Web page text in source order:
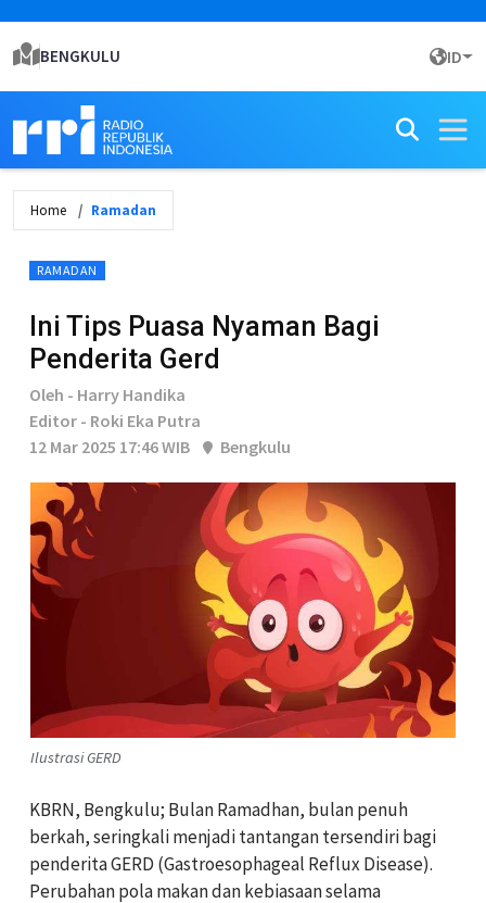
BENGKULU ID
Home Ramadan
RAMADAN
Ini Tips Puasa Nyaman Bagi
Penderita Gerd
Oleh - Harry Handika
Editor - Roki Eka Putra
12 Mar 2025 17:46 WIB
Bengkulu
Ilustrasi GERD
KBRN, Bengkulu; Bulan Ramadhan, bulan penuh
berkah, seringkali menjadi tantangan tersendiri bagi
penderita GERD (Gastroesophageal Reflux Disease).
Perubahan pola makan dan kebiasaan selama